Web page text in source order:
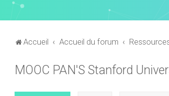
Accueil Accueil du forum
MOOC PAN'S Stanford